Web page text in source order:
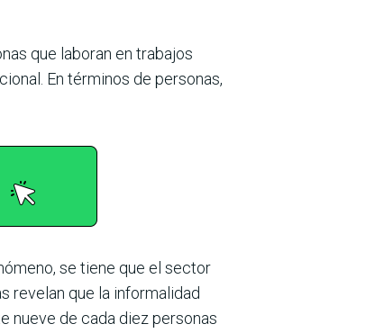
que laboran en trabajos
En términos de personas,
se tiene que el sector
revelan que la informalidad
nueve de cada diez personas